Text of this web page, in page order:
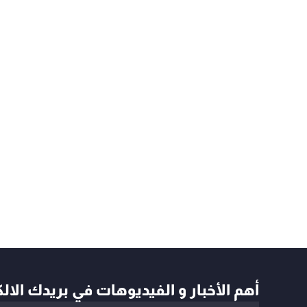
أهم الأخبار و الفيديوهات في بريدك